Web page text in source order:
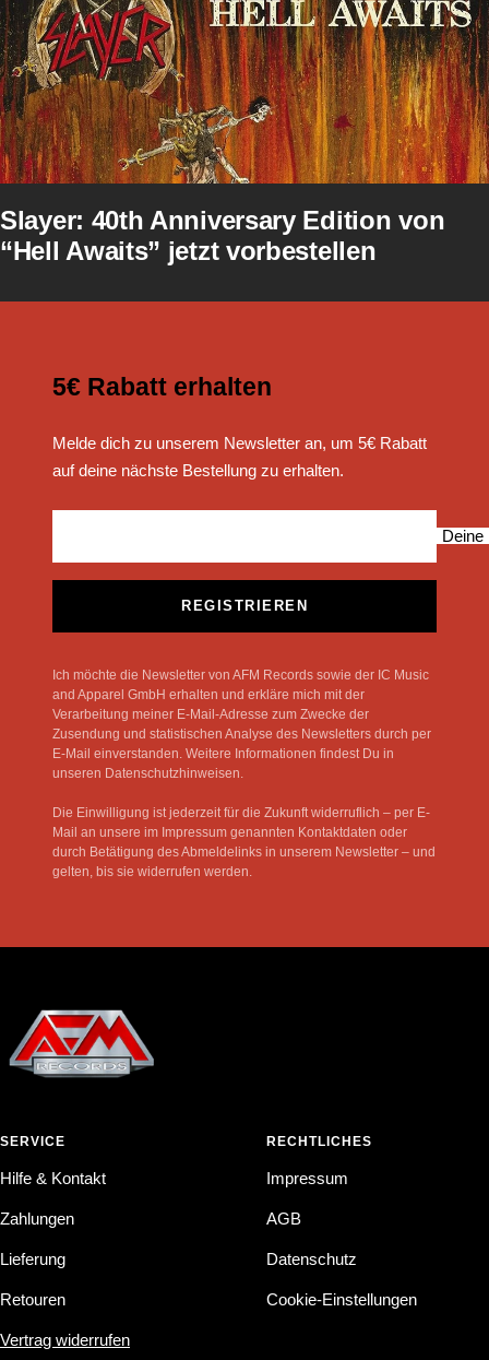
Slayer: 40th Anniversary Edition von
“Hell Awaits” jetzt vorbestellen
5€ Rabatt erhalten
Melde dich zu unserem Newsletter an, um 5€ Rabatt
auf deine nächste Bestellung zu erhalten.
Deine
REGISTRIEREN
Ich möchte die Newsletter von AFM Records sowie der IC Music
and Apparel GmbH erhalten und erkläre mich mit der
Verarbeitung meiner E-Mail-Adresse zum Zwecke der
Zusendung und statistischen Analyse des Newsletters durch per
E-Mail einverstanden. Weitere Informationen findest Du in
unseren Datenschutzhinweisen.
Die Einwilligung ist jederzeit für die Zukunft widerruflich – per E-
Mail an unsere im Impressum genannten Kontaktdaten oder
durch Betätigung des Abmeldelinks in unserem Newsletter – und
gelten, bis sie widerrufen werden.
SERVICE
Hilfe & Kontakt
Zahlungen
Lieferung
Retouren
Vertrag widerrufen
RECHTLICHES
Impressum
AGB
Datenschutz
Cookie-Einstellungen